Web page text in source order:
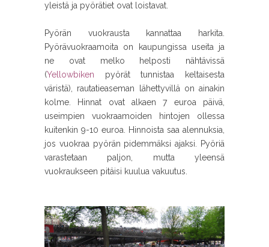
yleistä ja pyörätiet ovat loistavat.
Pyörän vuokrausta kannattaa harkita.
Pyörävuokraamoita on kaupungissa useita ja
ne ovat melko helposti nähtävissä
(Yellowbiken pyörät tunnistaa keltaisesta
väristä), rautatieaseman lähettyvillä on ainakin
kolme. Hinnat ovat alkaen 7 euroa päivä,
useimpien vuokraamoiden hintojen ollessa
kuitenkin 9-10 euroa. Hinnoista saa alennuksia,
jos vuokraa pyörän pidemmäksi ajaksi. Pyöriä
varastetaan paljon, mutta yleensä
vuokraukseen pitäisi kuulua vakuutus.